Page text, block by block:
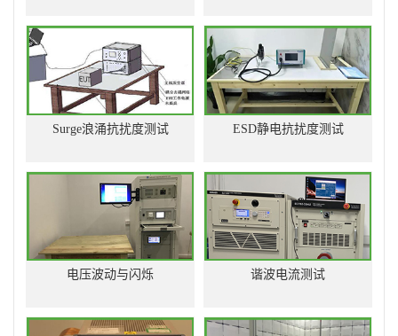
Surge浪涌抗扰度测试 ESD静电抗扰度测试
电压波动与闪烁 谐波电流测试